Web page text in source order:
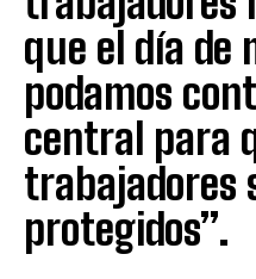
que el día de
podamos
central para
trabajadores
protegidos”.